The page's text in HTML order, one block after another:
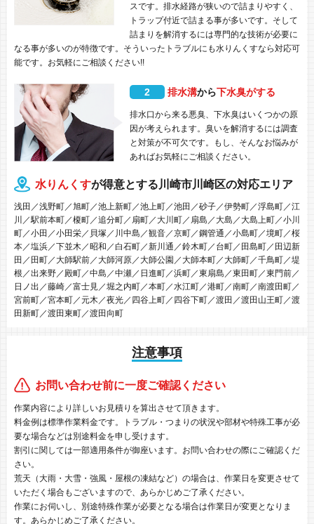
スです。排水経路が狭いので詰まりやすく、
トラップ付近で詰まる事が多いです。そして
詰まりを解消するには専門的な技術が必要に
なる事が多いのが特徴です。そういったトラブルにも水りんくすなら対応可
能です。お気軽にご相談ください!!
2 排水溝から下水臭がする
排水口から来る悪臭、下水臭はいくつかの原
因が考えられます。臭いを解消するには調査
と対策が不可欠です。もし、そんなお悩みが
あればお気軽にご相談ください。
水りんくすが得意とする川崎市川崎区の対応エリア
浅田／浅野町／旭町／池上新町／池上町／池田／砂子／伊勢町／浮島町／江
川／駅前本町／榎町／追分町／扇町／大川町／扇島／大島／大島上町／小川
町／小田／小田栄／貝塚／川中島／観音／京町／鋼管通／小島町／境町／桜
本／塩浜／下並木／昭和／白石町／新川通／鈴木町／台町／田島町／田辺新
田／田町／大師駅前／大師河原／大師公園／大師本町／大師町／千鳥町／堤
根／出来野／殿町／中島／中瀬／日進町／浜町／東扇島／東田町／東門前／
日ノ出／藤崎／富士見／堀之内町／本町／水江町／港町／南町／南渡田町／
宮前町／宮本町／元木／夜光／四谷上町／四谷下町／渡田／渡田山王町／渡
田新町／渡田東町／渡田向町
注意事項
お問い合わせ前に一度ご確認ください
作業内容により詳しいお見積りを算出させて頂きます。
料金例は標準作業料金です。トラブル・つまりの状況や部材や特殊工事が必
要な場合などは別途料金を申し受けます。
割引に関しては一部適用条件が御座います。お問い合わせの際にご確認くだ
さい。
荒天（大雨・大雪・強風・屋根の凍結など）の場合は、作業日を変更させて
いただく場合もございますので、あらかじめご了承ください。
作業にお伺いし、別途特殊作業が必要となる場合は作業日が変更となりま
す。あらかじめご了承ください。